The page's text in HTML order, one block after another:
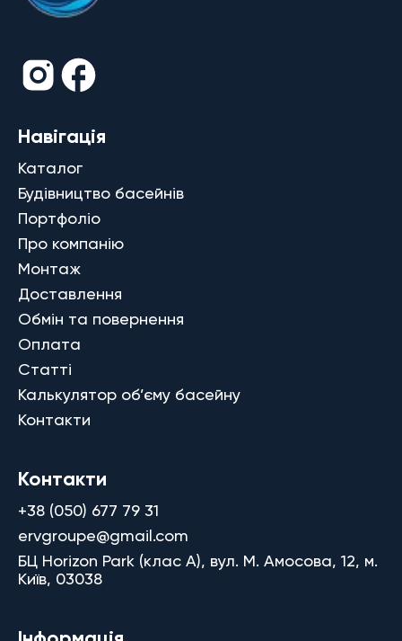
Навігація
Каталог
Будівництво басейнів
Портфоліо
Про компанію
Монтаж
Доставлення
Обмін та повернення
Оплата
Статті
Калькулятор об’єму басейну
Контакти
Контакти
+38 (050) 677 79 31
ervgroupe@gmail.com
БЦ Horizon Park (клас A), вул. М. Амосова, 12, м.
Київ, 03038